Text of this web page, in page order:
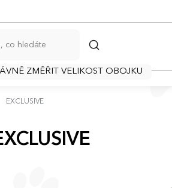
HLEDAT
ZMĚŘIT VELIKOST OBOJKU
EXCLUSIVE